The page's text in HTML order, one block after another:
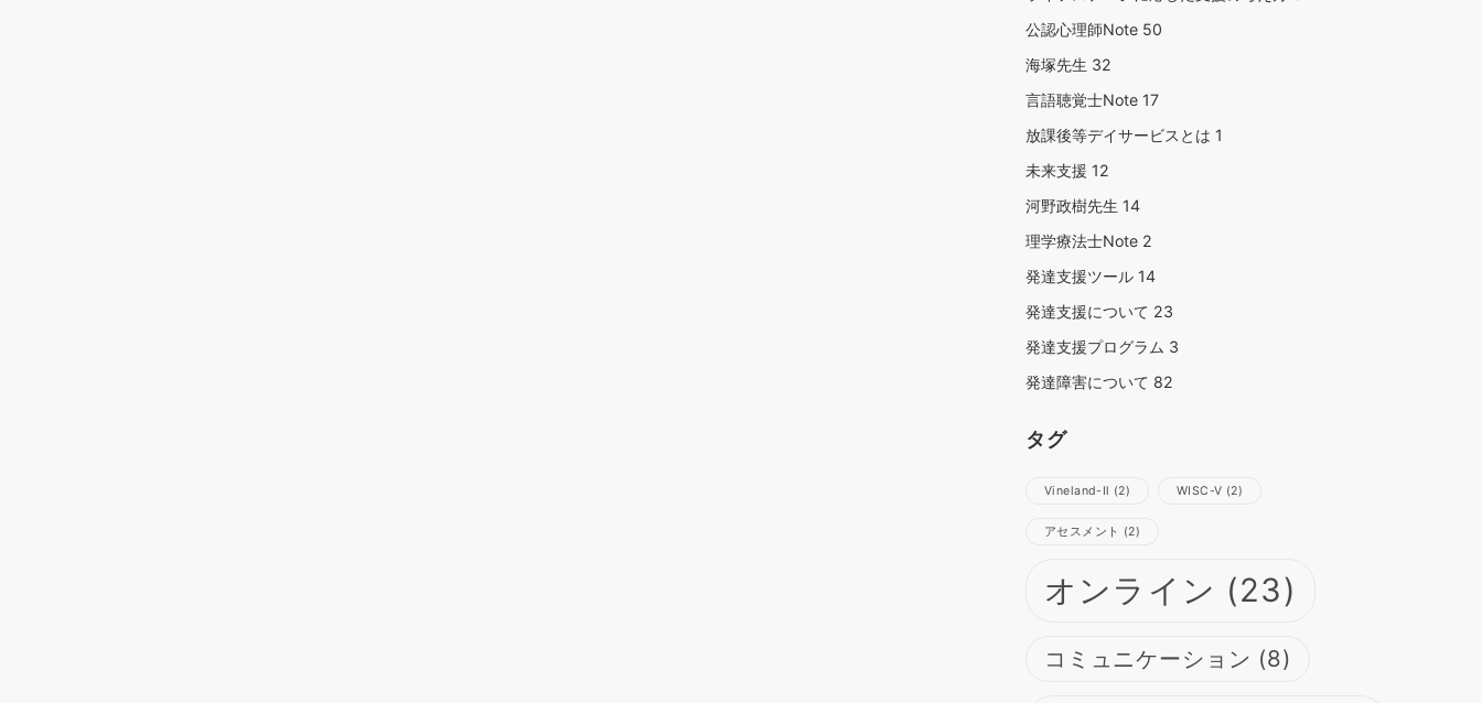
公認心理師Note 50
海塚先生 32
言語聴覚士Note 17
放課後等デイサービスとは 1
未来支援 12
河野政樹先生 14
理学療法士Note 2
発達支援ツール 14
発達支援について 23
発達支援プログラム 3
発達障害について 82
タグ
Vineland-Ⅱ (2) WISC-Ⅴ (2)
アセスメント (2)
オンライン (23)
コミュニケーション (8)